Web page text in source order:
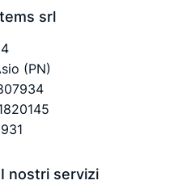
srl
(PN)
I nostri servizi